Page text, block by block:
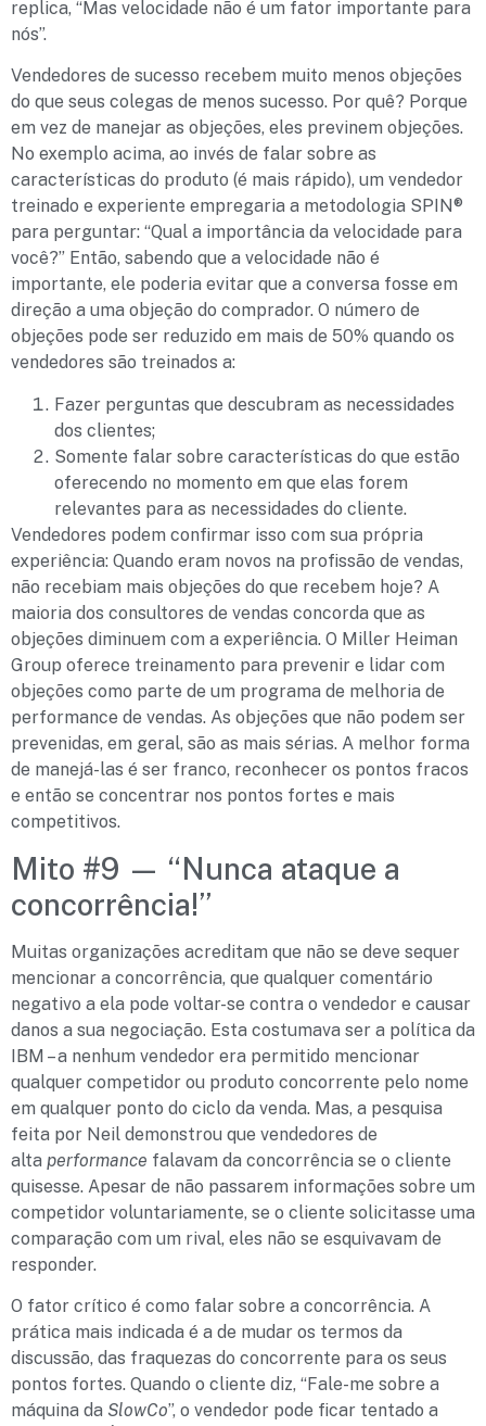
replica, “Mas velocidade não é um fator importante para
nós”.
Vendedores de sucesso recebem muito menos objeções
do que seus colegas de menos sucesso. Por quê? Porque
em vez de manejar as objeções, eles previnem objeções.
No exemplo acima, ao invés de falar sobre as
características do produto (é mais rápido), um vendedor
treinado e experiente empregaria a metodologia SPIN®
para perguntar: “Qual a importância da velocidade para
você?” Então, sabendo que a velocidade não é
importante, ele poderia evitar que a conversa fosse em
direção a uma objeção do comprador. O número de
objeções pode ser reduzido em mais de 50% quando os
vendedores são treinados a:
Fazer perguntas que descubram as necessidades
dos clientes;
Somente falar sobre características do que estão
oferecendo no momento em que elas forem
relevantes para as necessidades do cliente.
Vendedores podem confirmar isso com sua própria
experiência: Quando eram novos na profissão de vendas,
não recebiam mais objeções do que recebem hoje? A
maioria dos consultores de vendas concorda que as
objeções diminuem com a experiência. O Miller Heiman
Group oferece treinamento para prevenir e lidar com
objeções como parte de um programa de melhoria de
performance de vendas. As objeções que não podem ser
prevenidas, em geral, são as mais sérias. A melhor forma
de manejá-las é ser franco, reconhecer os pontos fracos
e então se concentrar nos pontos fortes e mais
competitivos.
Mito #9 — “Nunca ataque a
concorrência!”
Muitas organizações acreditam que não se deve sequer
mencionar a concorrência, que qualquer comentário
negativo a ela pode voltar-se contra o vendedor e causar
danos a sua negociação. Esta costumava ser a política da
IBM – a nenhum vendedor era permitido mencionar
qualquer competidor ou produto concorrente pelo nome
em qualquer ponto do ciclo da venda. Mas, a pesquisa
feita por Neil demonstrou que vendedores de
alta performance falavam da concorrência se o cliente
quisesse. Apesar de não passarem informações sobre um
competidor voluntariamente, se o cliente solicitasse uma
comparação com um rival, eles não se esquivavam de
responder.
O fator crítico é como falar sobre a concorrência. A
prática mais indicada é a de mudar os termos da
discussão, das fraquezas do concorrente para os seus
pontos fortes. Quando o cliente diz, “Fale-me sobre a
máquina da SlowCo”, o vendedor pode ficar tentado a